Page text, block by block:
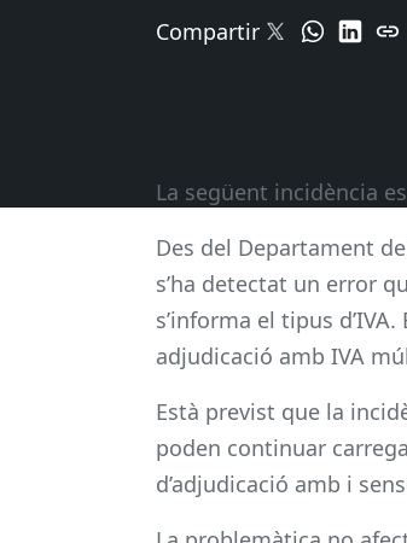
Compartir
La següent incidència
Des del Departament
s’ha detectat un error
s’informa el tipus
adjudicació amb IVA
Està previst que la
poden continuar
d’adjudicació amb i